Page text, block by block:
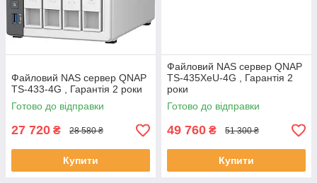
Файловий NAS сервер QNAP
TS-433-4G , Гарантія 2 роки
Готово до відправки
27 720 ₴ 28 580 ₴
Купити
Файловий NAS сервер QNAP
TS-435XeU-4G , Гарантія 2
роки
Готово до відправки
49 760 ₴ 51 300 ₴
Купити